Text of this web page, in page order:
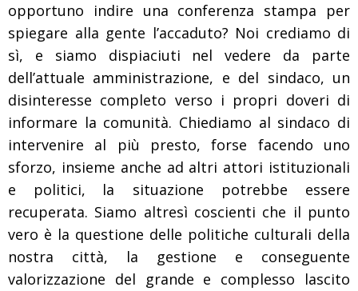
opportuno indire una conferenza stampa per
spiegare alla gente l’accaduto? Noi crediamo di
sì, e siamo dispiaciuti nel vedere da parte
dell’attuale amministrazione, e del sindaco, un
disinteresse completo verso i propri doveri di
informare la comunità. Chiediamo al sindaco di
intervenire al più presto, forse facendo uno
sforzo, insieme anche ad altri attori istituzionali
e politici,
la situazione potrebbe essere
recuperata. Siamo altresì coscienti che il punto
vero è la questione delle politiche culturali della
nostra città, la gestione e conseguente
valorizzazione del grande e complesso lascito